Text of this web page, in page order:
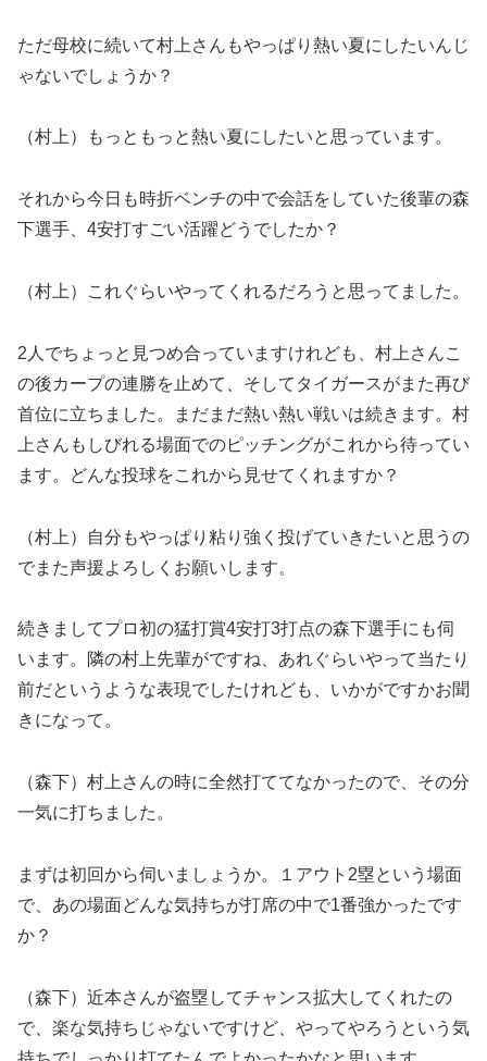
ただ母校に続いて村上さんもやっぱり熱い夏にしたいんじ
ゃないでしょうか？
（村上）もっともっと熱い夏にしたいと思っています。
それから今日も時折ベンチの中で会話をしていた後輩の森
下選手、4安打すごい活躍どうでしたか？
（村上）これぐらいやってくれるだろうと思ってました。
2人でちょっと見つめ合っていますけれども、村上さんこ
の後カープの連勝を止めて、そしてタイガースがまた再び
首位に立ちました。まだまだ熱い熱い戦いは続きます。村
上さんもしびれる場面でのピッチングがこれから待ってい
ます。どんな投球をこれから見せてくれますか？
（村上）自分もやっぱり粘り強く投げていきたいと思うの
でまた声援よろしくお願いします。
続きましてプロ初の猛打賞4安打3打点の森下選手にも伺
います。隣の村上先輩がですね、あれぐらいやって当たり
前だというような表現でしたけれども、いかがですかお聞
きになって。
（森下）村上さんの時に全然打ててなかったので、その分
一気に打ちました。
まずは初回から伺いましょうか。１アウト2塁という場面
で、あの場面どんな気持ちが打席の中で1番強かったです
か？
（森下）近本さんが盗塁してチャンス拡大してくれたの
で、楽な気持ちじゃないですけど、やってやろうという気